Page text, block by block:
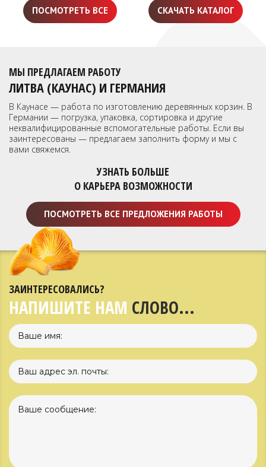
ПОСМОТРЕТЬ ВСЕ СКАЧАТЬ КАТАЛОГ
МЫ ПРЕДЛАГАЕМ РАБОТУ
ЛИТВА (КАУНАС) И ГЕРМАНИЯ
В Каунасе — работа по изготовлению деревянных корзин. В
Германии — погрузка, упаковка, сортировка и другие
неквалифицированные вспомогательные работы. Если вы
заинтересованы — предлагаем заполнить форму и мы с
вами свяжемся.
УЗНАТЬ БОЛЬШЕ
О КАРЬЕРА ВОЗМОЖНОСТИ
ПОСМОТРЕТЬ ВСЕ ПРЕДЛОЖЕНИЯ РАБОТЫ
ЗАИНТЕРЕСОВАЛИСЬ?
НАПИШИТЕ НАМ СЛОВО...